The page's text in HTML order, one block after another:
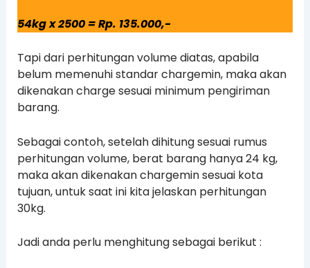
54kg x 2500 = Rp. 135.000,-
Tapi dari perhitungan volume diatas, apabila
belum memenuhi standar chargemin, maka akan
dikenakan charge sesuai minimum pengiriman
barang.
Sebagai contoh, setelah dihitung sesuai rumus
perhitungan volume, berat barang hanya 24 kg,
maka akan dikenakan chargemin sesuai kota
tujuan, untuk saat ini kita jelaskan perhitungan
30kg.
Jadi anda perlu menghitung sebagai berikut :